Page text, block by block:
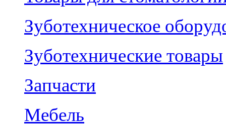
Зуботехническое
Зуботехнические товары
Запчасти
Мебель